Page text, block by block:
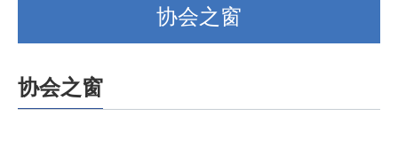
协会之窗
协会之窗